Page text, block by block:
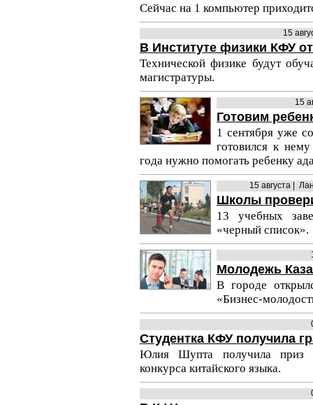
Сейчас на 1 компьютер
15
В Институте физики КФУ
Технической физике будут
магистратуры.
15
Готовим
1 сентября уже
готовился к
года нужно помогать ребенку
15 августа |
Школы
13 учебных
«черный список».
Молодежь
В городе
«Бизнес-
Студентка КФУ получила
Юлия Шупта получила приз
конкурса китайского языка.